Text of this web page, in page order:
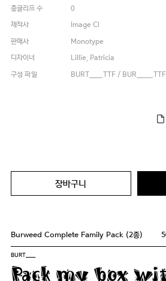
총글리프 수
0
제작사
Image Cl
판매사
Monotype
디자이너
Lillie, Patricia
구성 파일
BURT____.TTF / BUR_____.TTF
장바구니
Burweed Complete Family Pack (2종)
BURT____
Pack my box